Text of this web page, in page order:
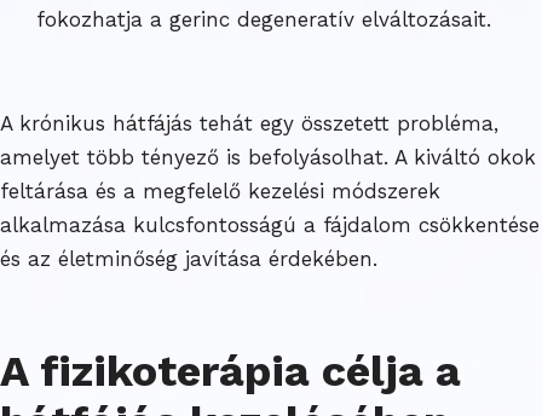
fokozhatja a gerinc degeneratív elváltozásait.
A krónikus hátfájás tehát egy összetett probléma,
amelyet több tényező is befolyásolhat. A kiváltó okok
feltárása és a megfelelő kezelési módszerek
alkalmazása kulcsfontosságú a fájdalom csökkentése
és az életminőség javítása érdekében.
A fizikoterápia célja a